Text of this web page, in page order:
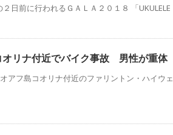
日前に行われるＧＡＬＡ２０１８ 「UKULELE
オリナ付近でバイク事故 男性が重体
アフ島コオリナ付近のファリントン・ハイウェ